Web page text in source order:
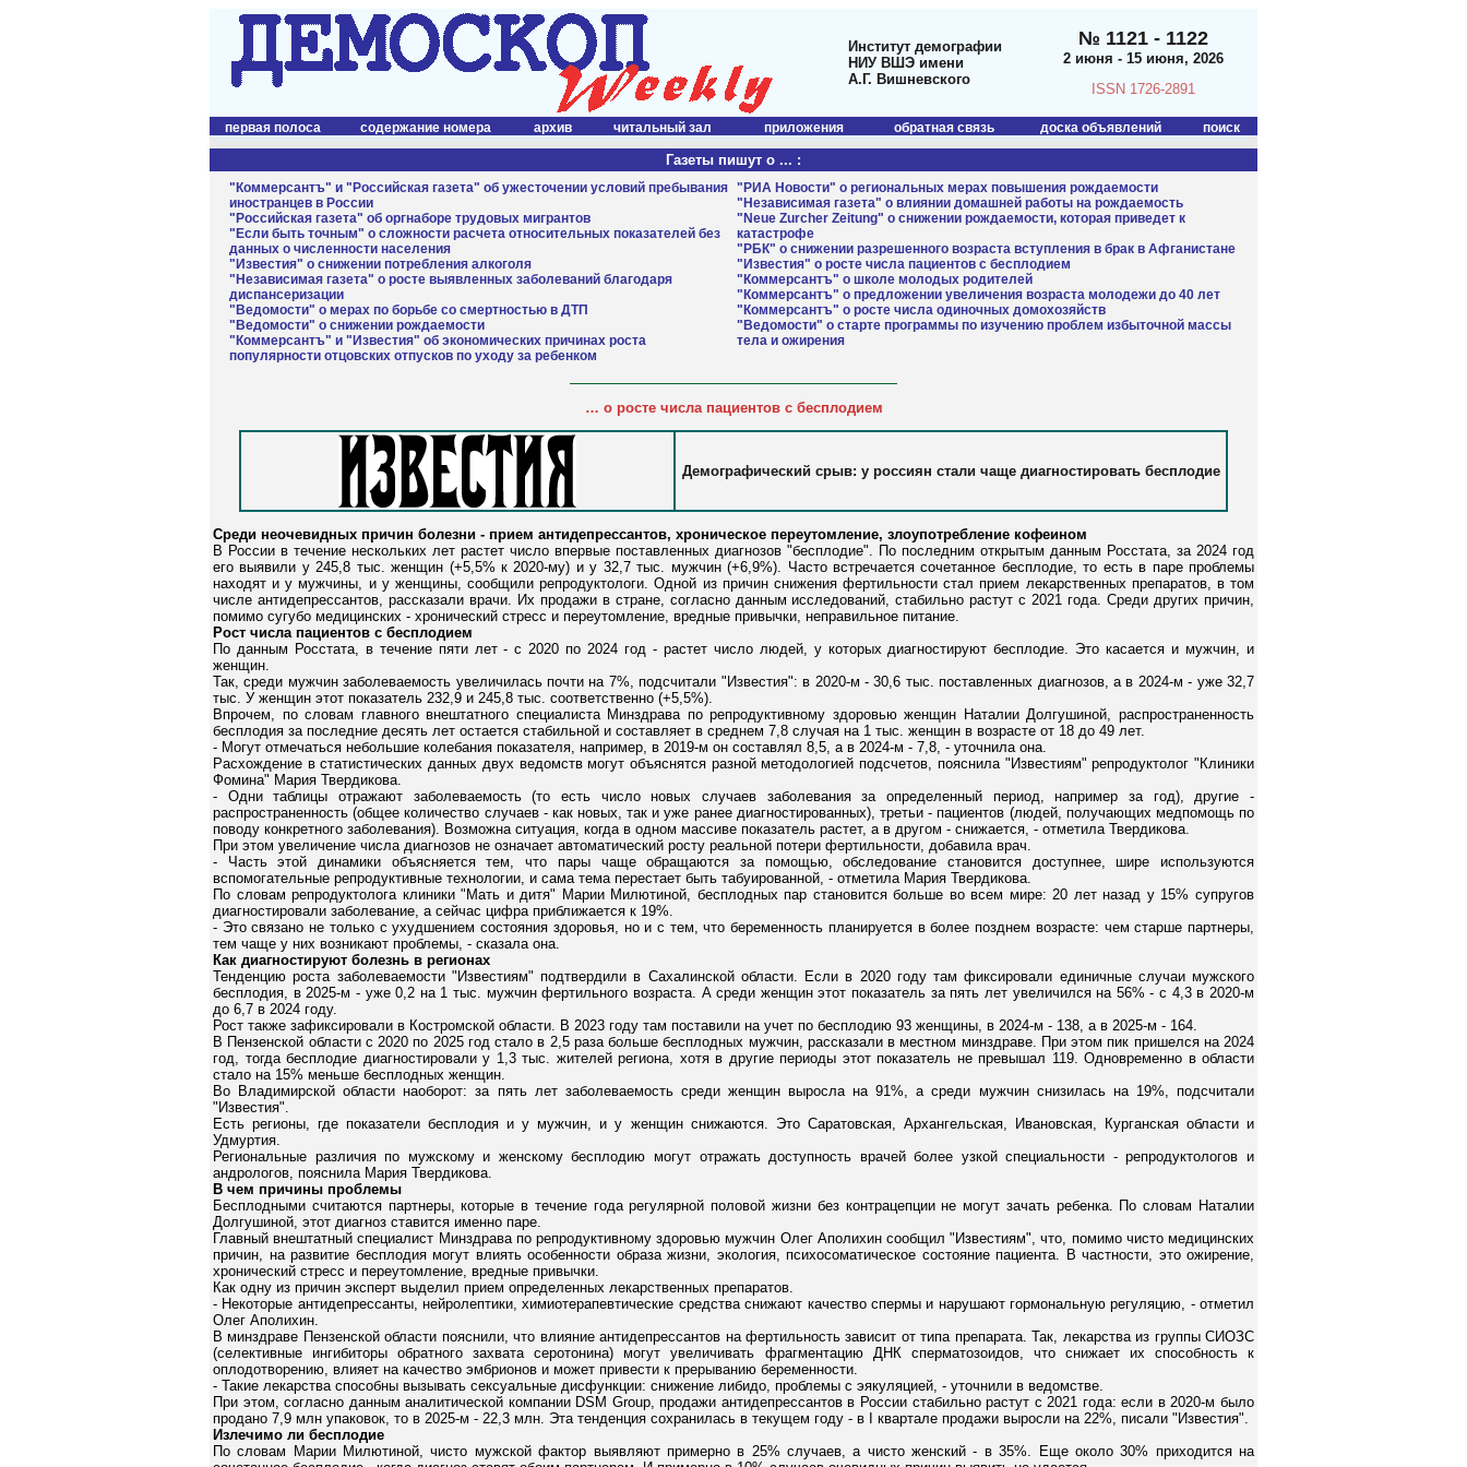
Институт демографии
НИУ ВШЭ имени
А.Г. Вишневского
№ 1121 - 1122
2 июня - 15 июня, 2026
ISSN 1726-2891
первая полоса содержание номера архив читальный зал приложения обратная связь доска объявлений поиск
Газеты пишут о ... :
"Коммерсантъ" и "Российская газета" об ужесточении условий пребывания
иностранцев в России
"Российская газета" об оргнаборе трудовых мигрантов
"Если быть точным" о сложности расчета относительных показателей без
данных о численности населения
"Известия" о снижении потребления алкоголя
"Независимая газета" о росте выявленных заболеваний благодаря
диспансеризации
"Ведомости" о мерах по борьбе со смертностью в ДТП
"Ведомости" о снижении рождаемости
"Коммерсантъ" и "Известия" об экономических причинах роста
популярности отцовских отпусков по уходу за ребенком
"РИА Новости" о региональных мерах повышения рождаемости
"Независимая газета" о влиянии домашней работы на рождаемость
"Neue Zurcher Zeitung" о снижении рождаемости, которая приведет к
катастрофе
"РБК" о снижении разрешенного возраста вступления в брак в Афганистане
"Известия" о росте числа пациентов с бесплодием
"Коммерсантъ" о школе молодых родителей
"Коммерсантъ" о предложении увеличения возраста молодежи до 40 лет
"Коммерсантъ" о росте числа одиночных домохозяйств
"Ведомости" о старте программы по изучению проблем избыточной массы
тела и ожирения
… о росте числа пациентов с бесплодием
Демографический срыв: у россиян стали чаще диагностировать бесплодие
Среди неочевидных причин болезни - прием антидепрессантов, хроническое переутомление, злоупотребление кофеином
В России в течение нескольких лет растет число впервые поставленных диагнозов "бесплодие". По последним открытым данным Росстата, за 2024 год
его выявили у 245,8 тыс. женщин (+5,5% к 2020-му) и у 32,7 тыс. мужчин (+6,9%). Часто встречается сочетанное бесплодие, то есть в паре проблемы
находят и у мужчины, и у женщины, сообщили репродуктологи. Одной из причин снижения фертильности стал прием лекарственных препаратов, в том
числе антидепрессантов, рассказали врачи. Их продажи в стране, согласно данным исследований, стабильно растут с 2021 года. Среди других причин,
помимо сугубо медицинских - хронический стресс и переутомление, вредные привычки, неправильное питание.
Рост числа пациентов с бесплодием
По данным Росстата, в течение пяти лет - с 2020 по 2024 год - растет число людей, у которых диагностируют бесплодие. Это касается и мужчин, и
женщин.
Так, среди мужчин заболеваемость увеличилась почти на 7%, подсчитали "Известия": в 2020-м - 30,6 тыс. поставленных диагнозов, а в 2024-м - уже 32,7
тыс. У женщин этот показатель 232,9 и 245,8 тыс. соответственно (+5,5%).
Впрочем, по словам главного внештатного специалиста Минздрава по репродуктивному здоровью женщин Наталии Долгушиной, распространенность
бесплодия за последние десять лет остается стабильной и составляет в среднем 7,8 случая на 1 тыс. женщин в возрасте от 18 до 49 лет.
- Могут отмечаться небольшие колебания показателя, например, в 2019-м он составлял 8,5, а в 2024-м - 7,8, - уточнила она.
Расхождение в статистических данных двух ведомств могут объяснятся разной методологией подсчетов, пояснила "Известиям" репродуктолог "Клиники
Фомина" Мария Твердикова.
- Одни таблицы отражают заболеваемость (то есть число новых случаев заболевания за определенный период, например за год), другие -
распространенность (общее количество случаев - как новых, так и уже ранее диагностированных), третьи - пациентов (людей, получающих медпомощь по
поводу конкретного заболевания). Возможна ситуация, когда в одном массиве показатель растет, а в другом - снижается, - отметила Твердикова.
При этом увеличение числа диагнозов не означает автоматический росту реальной потери фертильности, добавила врач.
- Часть этой динамики объясняется тем, что пары чаще обращаются за помощью, обследование становится доступнее, шире используются
вспомогательные репродуктивные технологии, и сама тема перестает быть табуированной, - отметила Мария Твердикова.
По словам репродуктолога клиники "Мать и дитя" Марии Милютиной, бесплодных пар становится больше во всем мире: 20 лет назад у 15% супругов
диагностировали заболевание, а сейчас цифра приближается к 19%.
- Это связано не только с ухудшением состояния здоровья, но и с тем, что беременность планируется в более позднем возрасте: чем старше партнеры,
тем чаще у них возникают проблемы, - сказала она.
Как диагностируют болезнь в регионах
Тенденцию роста заболеваемости "Известиям" подтвердили в Сахалинской области. Если в 2020 году там фиксировали единичные случаи мужского
бесплодия, в 2025-м - уже 0,2 на 1 тыс. мужчин фертильного возраста. А среди женщин этот показатель за пять лет увеличился на 56% - с 4,3 в 2020-м
до 6,7 в 2024 году.
Рост также зафиксировали в Костромской области. В 2023 году там поставили на учет по бесплодию 93 женщины, в 2024-м - 138, а в 2025-м - 164.
В Пензенской области с 2020 по 2025 год стало в 2,5 раза больше бесплодных мужчин, рассказали в местном минздраве. При этом пик пришелся на 2024
год, тогда бесплодие диагностировали у 1,3 тыс. жителей региона, хотя в другие периоды этот показатель не превышал 119. Одновременно в области
стало на 15% меньше бесплодных женщин.
Во Владимирской области наоборот: за пять лет заболеваемость среди женщин выросла на 91%, а среди мужчин снизилась на 19%, подсчитали
"Известия".
Есть регионы, где показатели бесплодия и у мужчин, и у женщин снижаются. Это Саратовская, Архангельская, Ивановская, Курганская области и
Удмуртия.
Региональные различия по мужскому и женскому бесплодию могут отражать доступность врачей более узкой специальности - репродуктологов и
андрологов, пояснила Мария Твердикова.
В чем причины проблемы
Бесплодными считаются партнеры, которые в течение года регулярной половой жизни без контрацепции не могут зачать ребенка. По словам Наталии
Долгушиной, этот диагноз ставится именно паре.
Главный внештатный специалист Минздрава по репродуктивному здоровью мужчин Олег Аполихин сообщил "Известиям", что, помимо чисто медицинских
причин, на развитие бесплодия могут влиять особенности образа жизни, экология, психосоматическое состояние пациента. В частности, это ожирение,
хронический стресс и переутомление, вредные привычки.
Как одну из причин эксперт выделил прием определенных лекарственных препаратов.
- Некоторые антидепрессанты, нейролептики, химиотерапевтические средства снижают качество спермы и нарушают гормональную регуляцию, - отметил
Олег Аполихин.
В минздраве Пензенской области пояснили, что влияние антидепрессантов на фертильность зависит от типа препарата. Так, лекарства из группы СИОЗС
(селективные ингибиторы обратного захвата серотонина) могут увеличивать фрагментацию ДНК сперматозоидов, что снижает их способность к
оплодотворению, влияет на качество эмбрионов и может привести к прерыванию беременности.
- Такие лекарства способны вызывать сексуальные дисфункции: снижение либидо, проблемы с эякуляцией, - уточнили в ведомстве.
При этом, согласно данным аналитической компании DSM Group, продажи антидепрессантов в России стабильно растут с 2021 года: если в 2020-м было
продано 7,9 млн упаковок, то в 2025-м - 22,3 млн. Эта тенденция сохранилась в текущем году - в I квартале продажи выросли на 22%, писали "Известия".
Излечимо ли бесплодие
По словам Марии Милютиной, чисто мужской фактор выявляют примерно в 25% случаев, а чисто женский - в 35%. Еще около 30% приходится на